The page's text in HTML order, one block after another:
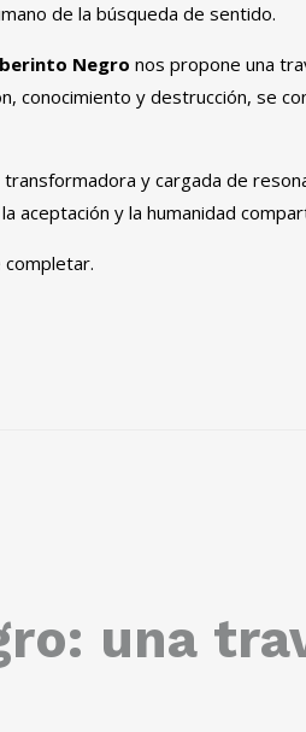
de la búsqueda de sentido.
Negro nos propone una
conocimiento y destrucción, se
y cargada de
aceptación y la humanidad
completar.
una